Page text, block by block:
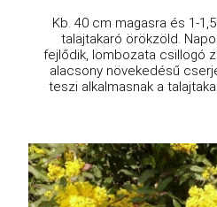
Kb. 40 cm magasra és 1-
talajtakaró örökzöld.
fejlődik, lombozata csillogó
alacsony növekedésű
teszi alkalmasnak a